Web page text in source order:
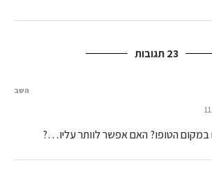
23 תגובות
הטופו? האם אפשר לוותר עליו…?
השב